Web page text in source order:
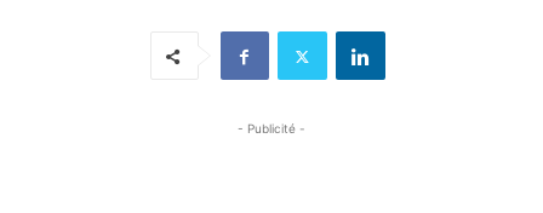
- Publicité -